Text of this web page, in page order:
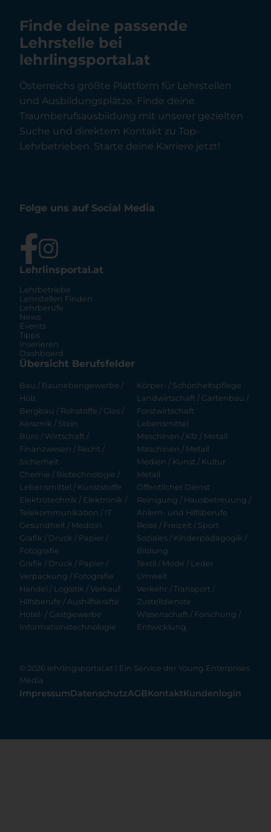
Finde deine passende
Lehrstelle bei
lehrlingsportal.at
Österreichs größte Plattform für Lehrstellen
und Ausbildungsplätze. Finde deine
Traumberufsausbildung mit unserer gezielten
Suche und direktem Kontakt zu Top-
Lehrbetrieben. Starte deine Karriere jetzt!
Folge uns auf Social Media
Lehrlinsportal.at
Lehrbetriebe
Lehrstellen Finden
Lehrberufe
News
Events
Tipps
Inserieren
Dashboard
Übersicht Berufsfelder
Bau / Baunebengewerbe /
Holz
Bergbau / Rohstoffe / Glas /
Keramik / Stein
Büro / Wirtschaft /
Finanzwesen / Recht /
Sicherheit
Chemie / Biotechnologie /
Lebensmittel / Kunststoffe
Elektrotechnik / Elektronik /
Telekommunikation / IT
Gesundheit / Medizin
Grafik / Druck / Papier /
Fotografie
Grafik / Druck / Papier /
Verpackung / Fotografie
Handel / Logistik / Verkauf
Hilfsberufe / Aushilfskräfte
Hotel- / Gastgewerbe
Informationstechnologie
Körper- / Schönheitspflege
Landwirtschaft / Gartenbau /
Forstwirtschaft
Lebensmittel
Maschinen / Kfz / Metall
Maschinen / Metall
Medien / Kunst / Kultur
Metall
Öffentlicher Dienst
Reinigung / Hausbetreuung /
Anlern- und Hilfsberufe
Reise / Freizeit / Sport
Soziales / Kinderpädagogik /
Bildung
Textil / Mode / Leder
Umwelt
Verkehr / Transport /
Zustelldienste
Wissenschaft / Forschung /
Entwicklung
© 2026 lehrlingsportal.at | Ein Service der Young Enterprises
Media
ImpressumDatenschutzAGBKontaktKundenlogin